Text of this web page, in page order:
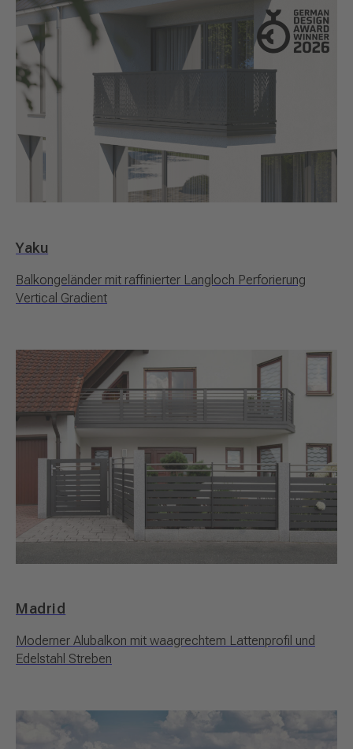
Yaku
Balkongeländer mit raffinierter Langloch Perforierung
Vertical Gradient
Madrid
Moderner Alubalkon mit waagrechtem Lattenprofil und
Edelstahl Streben